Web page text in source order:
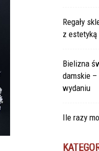
Regały
z
Bielizna
damskie –
wydaniu
Ile razy